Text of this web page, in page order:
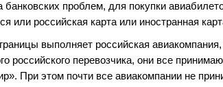
банковских проблем, для покупки
или российская карта или иностранная
выполняет российская
российского перевозчика, они все
При этом почти все авиакомпании не